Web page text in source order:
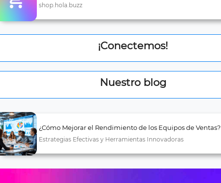
shop.hola.buzz
¡Conectemos!
Nuestro blog
¿Cómo Mejorar el Rendimiento de los Equipos de Ventas?
Estrategias Efectivas y Herramientas Innovadoras